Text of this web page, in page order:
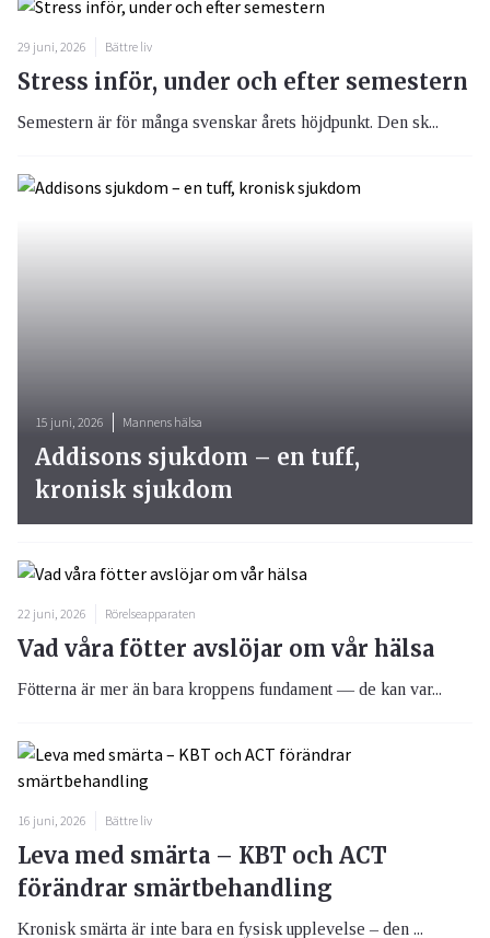
29 juni, 2026 Bättre liv
Stress inför, under och efter semestern
Semestern är för många svenskar årets höjdpunkt. Den sk...
22 juni, 2026 Rörelseapparaten
Vad våra fötter avslöjar om vår hälsa
Fötterna är mer än bara kroppens fundament — de kan var...
16 juni, 2026 Bättre liv
Leva med smärta – KBT och ACT
förändrar smärtbehandling
Kronisk smärta är inte bara en fysisk upplevelse – den ...
15 juni, 2026 Mannens hälsa
Addisons sjukdom – en tuff,
kronisk sjukdom